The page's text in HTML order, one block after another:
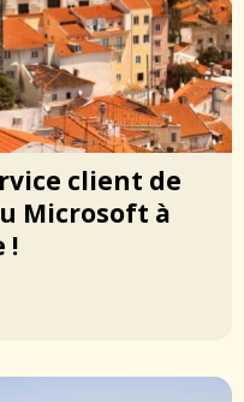
client de
Microsoft à
!